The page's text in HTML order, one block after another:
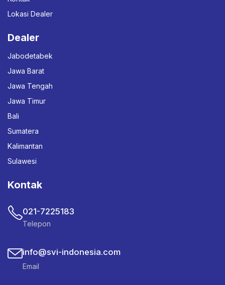
Lokasi Dealer
Dealer
Jabodetabek
Jawa Barat
Jawa Tengah
Jawa Timur
Bali
Sumatera
Kalimantan
Sulawesi
Kontak
021-7225183
Telepon
info@svi-indonesia.com
Email